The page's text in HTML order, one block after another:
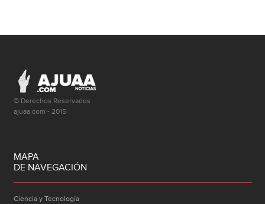
© Derechos Reservados
ajuaa.com - 2015
MAPA
DE NAVEGACIÓN
Ciencia y Tecnología